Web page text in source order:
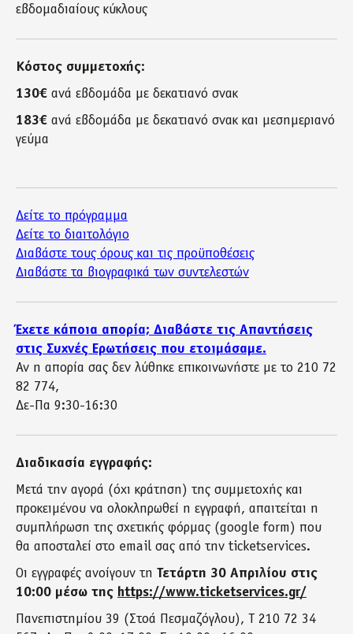
εβδομαδιαίους κύκλους
Κόστος συμμετοχής:
130€ ανά εβδομάδα με δεκατιανό σνακ
183€ ανά εβδομάδα με δεκατιανό σνακ και μεσημεριανό
γεύμα
Δείτε το πρόγραμμα
Δείτε το διαιτολόγιο
Διαβάστε τους όρους και τις προϋποθέσεις
Διαβάστε τα βιογραφικά των συντελεστών
Έχετε κάποια απορία; Διαβάστε τις Απαντήσεις
στις Συχνές Ερωτήσεις που ετοιμάσαμε.
Αν η απορία σας δεν λύθηκε επικοινωνήστε με το 210 72
82 774,
Δε-Πα 9:30-16:30
Διαδικασία εγγραφής:
Μετά την αγορά (όχι κράτηση) της συμμετοχής και
προκειμένου να ολοκληρωθεί η εγγραφή, απαιτείται η
συμπλήρωση της σχετικής φόρμας (google form) που
θα αποσταλεί στο email σας από την ticketservices.
Οι εγγραφές ανοίγουν τη Τετάρτη 30 Απριλίου στις
10:00 μέσω της https://www.ticketservices.gr/
Πανεπιστημίου 39 (Στοά Πεσμαζόγλου), Τ 210 72 34